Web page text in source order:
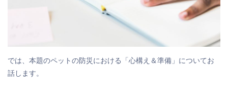
では、本題のペットの防災における「心構え＆準備」についてお
話します。